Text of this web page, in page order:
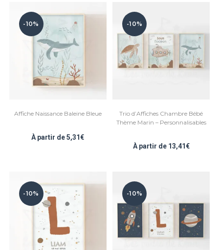
-10%
Affiche Naissance Baleine Bleue
À partir de5,31€
-10%
Trio d’Affiches Chambre Bébé
Thème Marin – Personnalisables
À partir de 13,41€
-10% -10%